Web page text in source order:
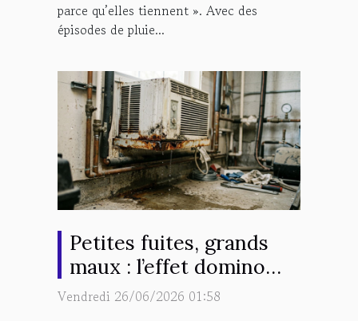
parce qu’elles tiennent ». Avec des
épisodes de pluie...
Petites fuites, grands
maux : l’effet domino
sur la performance de la
Vendredi 26/06/2026 01:58